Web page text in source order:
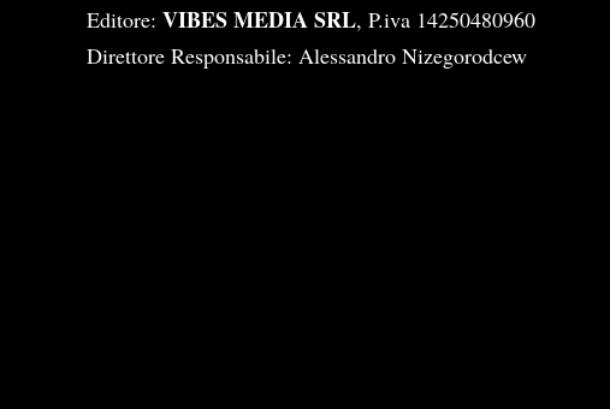
Editore: VIBES MEDIA SRL, P.iva 14250480960
Direttore Responsabile: Alessandro Nizegorodcew